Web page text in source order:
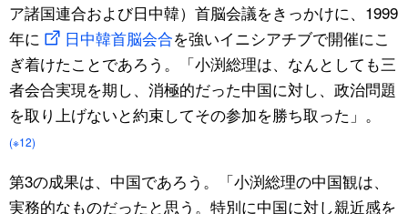
ア諸国連合および日中韓）首脳会議をきっかけに、1999
年に
日中韓首脳会合を強いイニシアチブで開催にこ
ぎ着けたことであろう。「小渕総理は、なんとしても三
者会合実現を期し、消極的だった中国に対し、政治問題
を取り上げないと約束してその参加を勝ち取った」。
(※12)
第3の成果は、中国であろう。「小渕総理の中国観は、
実務的なものだったと思う。特別に中国に対し親近感を